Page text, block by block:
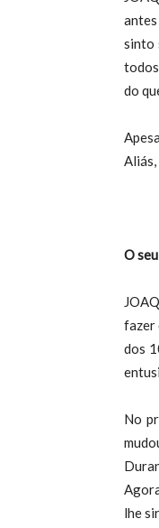
sinto
do
O
fazer
dos
No
lhe